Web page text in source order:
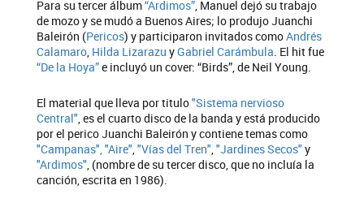
Para su tercer álbum“Ardimos”, Manuel dejó su trabajo
de mozo y se mudó a Buenos Aires; lo produjo Juanchi
Baleirón (Pericos) y participaron invitados comoAndrés
Calamaro, Hilda Lizarazu yGabriel Carámbula. El hit fue
“De la Hoya”e incluyó un cover: “Birds”, de Neil Young.
El material que lleva por titulo"Sistema nervioso
Central", es el cuarto disco de la banda y está producido
por el perico Juanchi Baleirón y contiene temas como
"Campanas","Aire","Vías del Tren","Jardines Secos" y
"Ardimos", (nombre de su tercer disco, que no incluía la
canción, escrita en 1986).